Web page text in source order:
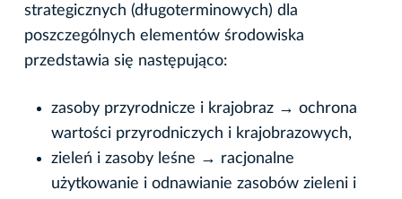
strategicznych (długoterminowych) dla
poszczególnych elementów środowiska
przedstawia się następująco:
zasoby przyrodnicze i krajobraz → ochrona
wartości przyrodniczych i krajobrazowych,
zieleń i zasoby leśne → racjonalne
użytkowanie i odnawianie zasobów zieleni i